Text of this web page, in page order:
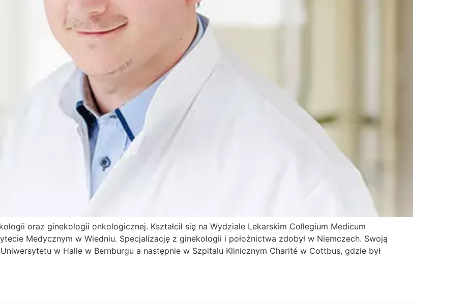
oraz ginekologii onkologicznej. Kształcił się na Wydziale Lekarskim Collegium Medicum
Medycznym w Wiedniu. Specjalizację z ginekologii i położnictwa zdobył w Niemczech. Swoją
w Halle w Bernburgu a następnie w Szpitalu Klinicznym Charité w Cottbus, gdzie był